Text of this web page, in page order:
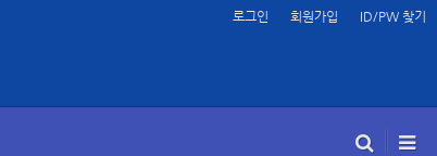
로그인 회원가입 ID/PW 찾기